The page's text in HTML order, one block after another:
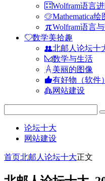
Wolfram语言
Mathematica绘
Wolfram语言
数学美拾趣
北邮人论坛十
数学与生活
美丽的图像
有好物（软件）
网站建设
论坛十大
网站建设
首页北邮人论坛十大正文